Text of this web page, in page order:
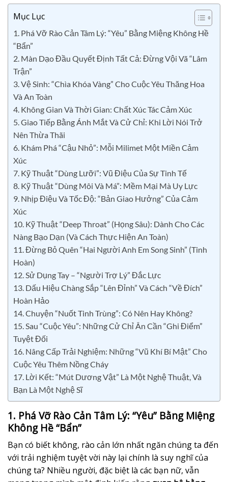
Mục Lục
1. Phá Vỡ Rào Cản Tâm Lý: “Yêu” Bằng Miệng Không Hề
“Bẩn”
2. Màn Dạo Đầu Quyết Định Tất Cả: Đừng Vội Vã “Lâm
Trận”
3. Vệ Sinh: “Chìa Khóa Vàng” Cho Cuộc Yêu Thăng Hoa
Và An Toàn
4. Không Gian Và Thời Gian: Chất Xúc Tác Cảm Xúc
5. Giao Tiếp Bằng Ánh Mắt Và Cử Chỉ: Khi Lời Nói Trở
Nên Thừa Thãi
6. Khám Phá “Cậu Nhỏ”: Mỗi Milimet Một Miền Cảm
Xúc
7. Kỹ Thuật “Dùng Lưỡi”: Vũ Điệu Của Sự Tinh Tế
8. Kỹ Thuật “Dùng Môi Và Má”: Mềm Mại Mà Uy Lực
9. Nhịp Điệu Và Tốc Độ: “Bản Giao Hưởng” Của Cảm
Xúc
10. Kỹ Thuật “Deep Throat” (Họng Sâu): Dành Cho Các
Nàng Bạo Dạn (Và Cách Thực Hiện An Toàn)
11. Đừng Bỏ Quên “Hai Người Anh Em Song Sinh” (Tinh
Hoàn)
12. Sử Dụng Tay – “Người Trợ Lý” Đắc Lực
13. Dấu Hiệu Chàng Sắp “Lên Đỉnh” Và Cách “Về Đích”
Hoàn Hảo
14. Chuyện “Nuốt Tinh Trùng”: Có Nên Hay Không?
15. Sau “Cuộc Yêu”: Những Cử Chỉ Ân Cần “Ghi Điểm”
Tuyệt Đối
16. Nâng Cấp Trải Nghiệm: Những “Vũ Khí Bí Mật” Cho
Cuộc Yêu Thêm Nồng Cháy
17. Lời Kết: “Mút Dương Vật” Là Một Nghệ Thuật, Và
Bạn Là Một Nghệ Sĩ
1. Phá Vỡ Rào Cản Tâm Lý: “Yêu” Bằng Miệng
Không Hề “Bẩn”
Bạn có biết không, rào cản lớn nhất ngăn chúng ta đến
với trải nghiệm tuyệt vời này lại chính là suy nghĩ của
chúng ta? Nhiều người, đặc biệt là các bạn nữ, vẫn